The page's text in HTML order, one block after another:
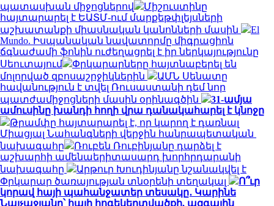
պատասխան միջոցներով
Միշուստինը
հայտարարել է ԵԱՏՄ-ում մարքեթփլեյսների
աշխատանքի միասնական կանոնների մասին
El
Mundo. Իսպանական նավատորմը միգրացիոն
ճգնաժամի ֆոնին ուժեղացրել է իր ներկայությունը
Սեուտայում
Փրկարարները հայտնաբերել են
մոլորված զբոսաշրջիկներին
ԱՄՆ Սենատը
հավանություն է տվել Ռուսաստանի դեմ նոր
պատժամիջոցների մասին օրինագծին
31-ամյա
ամուսինը խանդի հողի վրա դանակահարել է կնոջը
Թրամփը հայտարարել է, որ կարող է դառնալ
Միացյալ Նահանգների վերջին հանրապետական ​​
նախագահը
Ռուբեն Ռուբինյանը դարձել է
աշխարհի ամենաերիտասարդ խորհրդարանի
նախագահը
Արթուր Խուդինյանը նշանակվել է
Փրկարար ծառայության տնօրենի տեղակալ
Ո՞ւր
կորավ հայի պահանջատեր տեսակը․ Կարինե
Նալչաջյանը՝ հայի հոգեկերտվածքի, ազգային